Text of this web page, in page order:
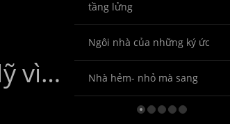
- October 12, 2015
View All
Môi Trường Xây Dựng Tốt
View All
vì…
tầng lửng
Ngôi nhà của những ký ức
Nhà hẻm- nhỏ mà sang